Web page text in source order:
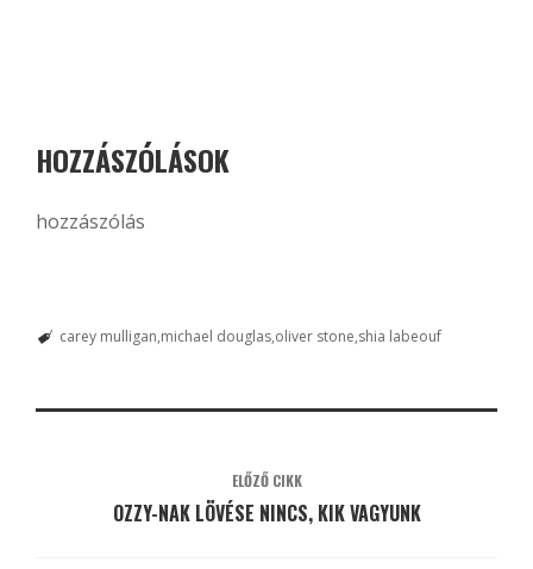
HOZZÁSZÓLÁSOK
hozzászólás
carey mulligan michael douglas oliver stone shia labeouf
ELŐZŐ CIKK
OZZY-NAK LÖVÉSE NINCS, KIK VAGYUNK